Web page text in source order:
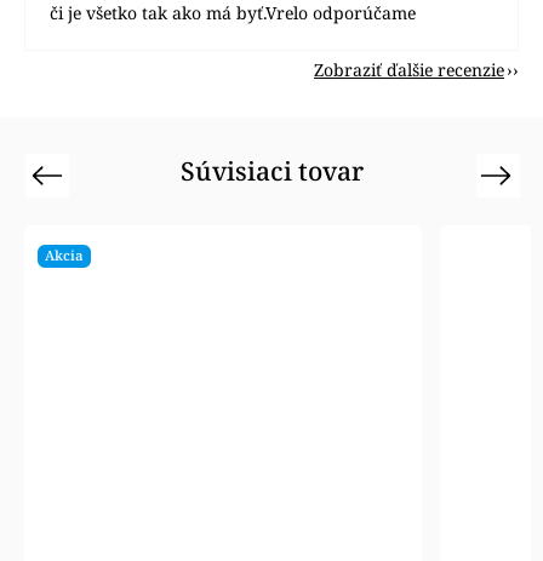
či je všetko tak ako má byť.Vrelo odporúčame
Zobraziť ďalšie recenzie
Súvisiaci tovar
Previous
Akcia
Next